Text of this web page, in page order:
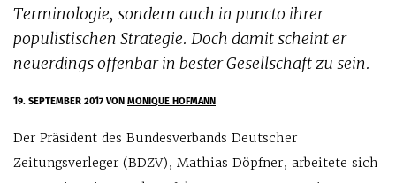
Terminologie, sondern auch in puncto ihrer
populistischen Strategie. Doch damit scheint er
neuerdings offenbar in bester Gesellschaft zu sein.
19. SEPTEMBER 2017VONMONIQUE HOFMANN
Der Präsident des Bundesverbands Deutscher
Zeitungsverleger (BDZV), Mathias Döpfner, arbeitete sich